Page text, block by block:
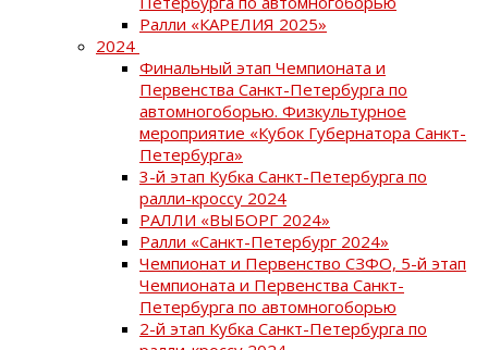
Ралли «КАРЕЛИЯ 2025»
2024
Финальный этап Чемпионата и
Первенства Санкт-Петербурга по
автомногоборью. Физкультурное
мероприятие «Кубок Губернатора Санкт-
Петербурга»
3-й этап Кубка Санкт-Петербурга по
ралли-кроссу 2024
РАЛЛИ «ВЫБОРГ 2024»
Ралли «Санкт-Петербург 2024»
Чемпионат и Первенство СЗФО, 5-й этап
Чемпионата и Первенства Санкт-
Петербурга по автомногоборью
2-й этап Кубка Санкт-Петербурга по